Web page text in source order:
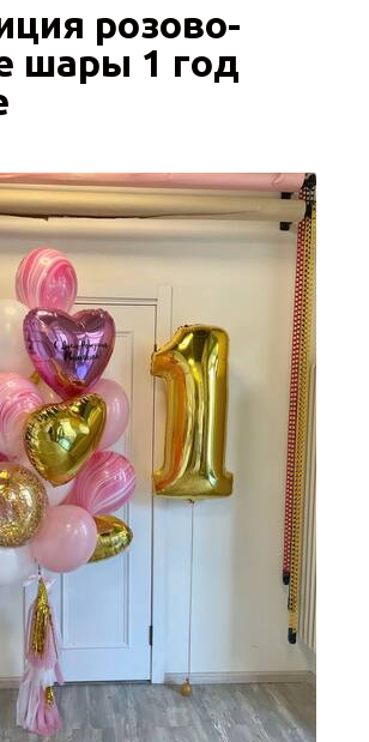
розово-
шары 1 год